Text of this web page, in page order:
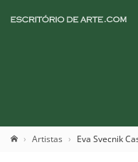
Artistas Eva Svecnik